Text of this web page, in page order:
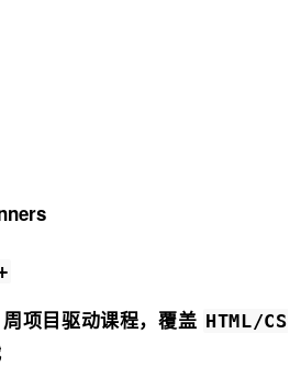
项目驱动课程，覆盖 HTML/CS